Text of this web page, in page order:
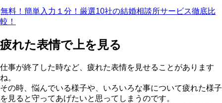
無料！簡単入力１分！厳選10社の結婚相談所サービス徹底比
較！
疲れた表情で上を見る
仕事が終了した時など、疲れた表情を見せることがあります
ね。
その時、悩んでいる様子や、いろいろな事について疲れた様子
を見ると守ってあげたいと思ってしまうのです。